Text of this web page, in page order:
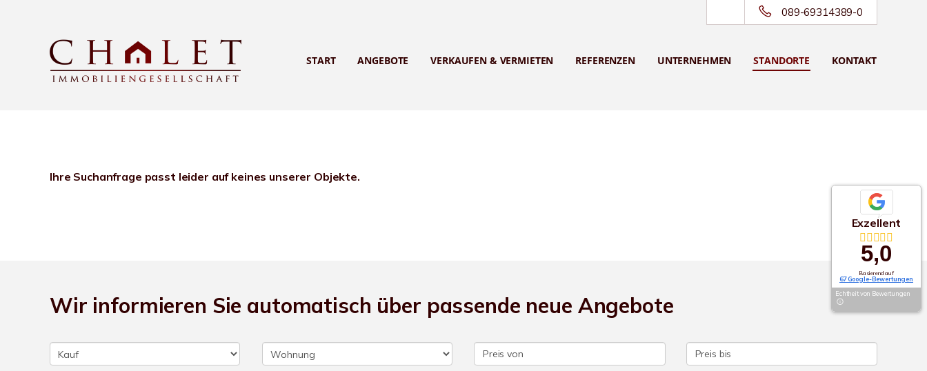
089-69314389-0
START ANGEBOTE VERKAUFEN & VERMIETEN REFERENZEN UNTERNEHMEN STANDORTE KONTAKT
Ihre Suchanfrage passt leider auf keines unserer Objekte.
Wir informieren Sie automatisch über passende neue Angebote
Exzellent
5,0
Basierend auf
67 Google-Bewertungen
Echtheit von Bewertungen